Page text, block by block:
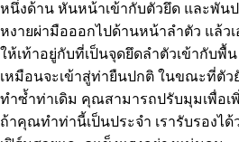
หนึ่งด้าน หันหน้าเข้ากับตัวยึด และพัน
หงายผ่ามือออกไปด้านหน้าลำตัว แล้ว
ให้เท้าอยู่กับที่เป็นจุดยึดลำตัวเข้ากับพื้
เหมือนจะเข้าสู่ท่ายืนปกติ ในขณะที่ตัว
ทำซ้ำท่าเดิม คุณสามารถปรับมุมเพื่อ
ถ้าคุณทำท่านี้เป็นประจำ เรารับรองไ